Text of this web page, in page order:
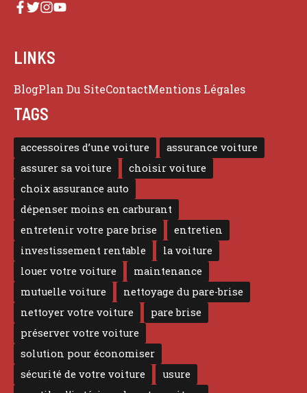
LINKS
BlogPlan Du SiteContactMentions Légales
TAGS
accessoires d’une voiture
assurance voiture
assurer sa voiture
choisir voiture
choix assurance auto
dépenser moins en carburant
entretenir votre pare brise
entretien
investissement rentable
la voiture
louer votre voiture
maintenance
mutuelle voiture
nettoyage du pare-brise
nettoyer votre voiture
pare brise
préserver votre voiture
solution pour économiser
sécurité de votre voiture
usure